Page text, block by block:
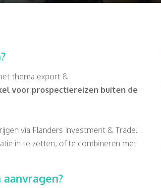
thema export &
voor prospectiereizen buiten de
via Flanders Investment & Trade.
in te zetten, of te combineren met